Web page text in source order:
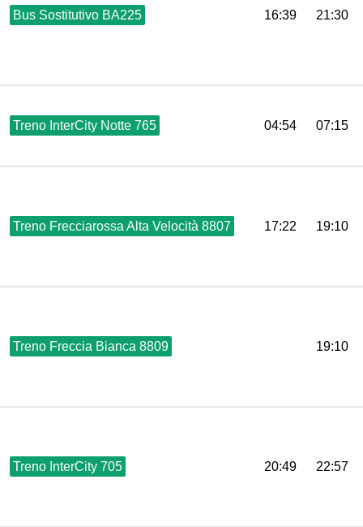
Bus Sostitutivo BA225 16:39 21:30
Treno InterCity Notte 765 04:54 07:15
Treno Frecciarossa Alta Velocità 8807 17:22 19:10
Treno Freccia Bianca 8809 19:10
Treno InterCity 705 20:49 22:57